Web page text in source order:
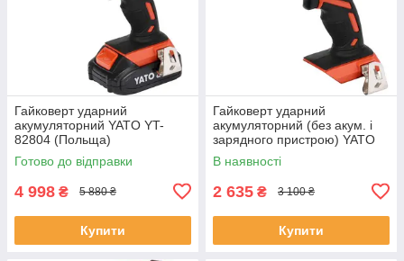
Гайковерт ударний
акумуляторний YATO YT-
82804 (Польща)
Готово до відправки
4 998 ₴ 5 880 ₴
Купити
Гайковерт ударний
акумуляторний (без акум. і
зарядного пристрою) YATO
YT-82805 (Польща)
В наявності
2 635 ₴ 3 100 ₴
Купити